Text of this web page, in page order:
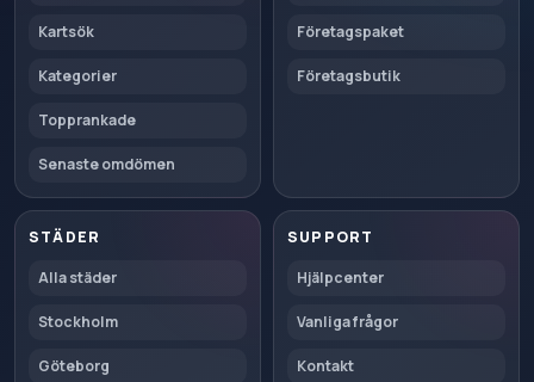
Kartsök
Kategorier
Topprankade
Senaste omdömen
Företagspaket
Företagsbutik
STÄDER
Alla städer
Stockholm
Göteborg
SUPPORT
Hjälpcenter
Vanliga frågor
Kontakt